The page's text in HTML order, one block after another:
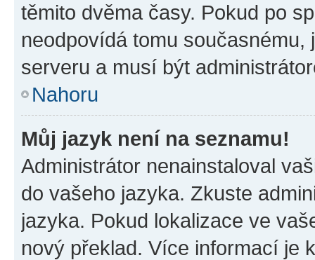
těmito dvěma časy. Pokud po
neodpovídá tomu
serveru a musí být
Nahoru
Můj jazyk není na seznamu!
Administrátor nenainstaloval
do vašeho jazyka. Zkuste
jazyka. Pokud lokalizace ve
nový překlad. Více informací je